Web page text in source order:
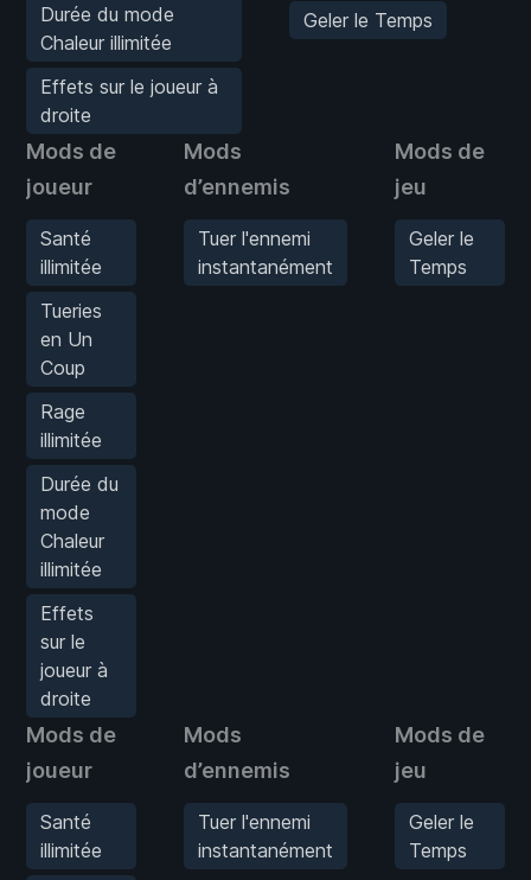
Durée du mode
Chaleur illimitée
Effets sur le joueur à
droite
Geler le Temps
Mods de
joueur
Santé
illimitée
Tueries
en Un
Coup
Rage
illimitée
Durée du
mode
Chaleur
illimitée
Effets
sur le
joueur à
droite
Mods
d’ennemis
Tuer l'ennemi
instantanément
Mods de
jeu
Geler le
Temps
Mods de
joueur
Santé
illimitée
Mods
d’ennemis
Tuer l'ennemi
instantanément
Mods de
jeu
Geler le
Temps